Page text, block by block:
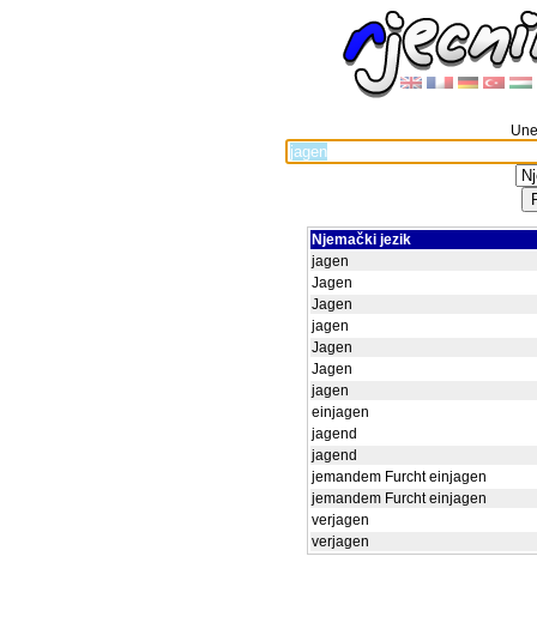
Njemački jezik
jagen
Jagen
Jagen
jagen
Jagen
Jagen
jagen
einjagen
jagend
jagend
jemandem Furcht einjagen
jemandem Furcht einjagen
verjagen
verjagen